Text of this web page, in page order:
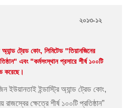
২০১৩-১২
অ্যান্ড ট্রেড কোং, লিমিটেড "তিয়ানজিনের
এবং "কর্মসংস্থান প্রসারে শীর্ষ ১০০টি
করেছে।
ইউয়ানতাই ইন্ডাস্ট্রি অ্যান্ড ট্রেড কোং,
রাজস্বের ক্ষেত্রে শীর্ষ ১০০টি প্রতিষ্ঠান”